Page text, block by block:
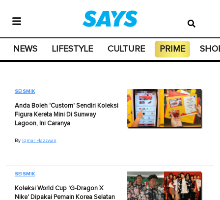
NEWS LIFESTYLE CULTURE PRIME
SEISMIK
Anda Boleh 'Custom' Sendiri Koleksi
Figura Kereta Mini Di Sunway
Lagoon, Ini Caranya
By Iqmal Hazzwan
SEISMIK
Koleksi World Cup 'G-Dragon X
Nike' Dipakai Pemain Korea Selatan